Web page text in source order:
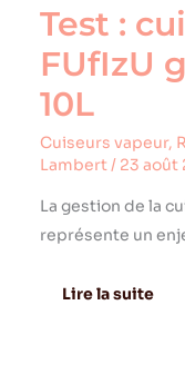
Test :
FUfIzU
10L
Cuiseurs vapeur,
Lambert/ 23 août
La gestion de la
représente un
Lire la suite